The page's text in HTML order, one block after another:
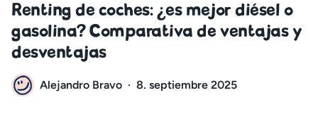
Renting de coches: ¿es mejor diésel o
gasolina? Comparativa de ventajas y
desventajas
Alejandro Bravo · 8. septiembre 2025